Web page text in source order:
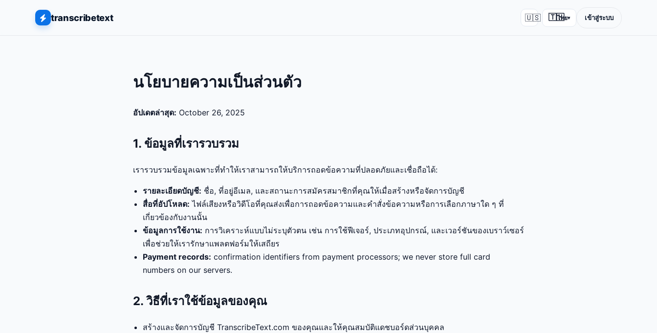
transcribetext 🇺🇸 🇹🇭
ไทย▾ เข้าสู่ระบบ
นโยบายความเป็นส่วนตัว
อัปเดตล่าสุด: October 26, 2025
1. ข้อมูลที่เรารวบรวม
เรารวบรวมข้อมูลเฉพาะที่ทำให้เราสามารถให้บริการถอดข้อความที่ปลอดภัยและเชื่อถือได้:
รายละเอียดบัญชี: ชื่อ, ที่อยู่อีเมล, และสถานะการสมัครสมาชิกที่คุณให้เมื่อสร้างหรือจัดการบัญชี
สื่อที่อัปโหลด: ไฟล์เสียงหรือวิดีโอที่คุณส่งเพื่อการถอดข้อความและคำสั่งข้อความหรือการเลือกภาษาใด ๆ ที่
เกี่ยวข้องกับงานนั้น
ข้อมูลการใช้งาน: การวิเคราะห์แบบไม่ระบุตัวตน เช่น การใช้ฟีเจอร์, ประเภทอุปกรณ์, และเวอร์ชันของเบราว์เซอร์
เพื่อช่วยให้เรารักษาแพลตฟอร์มให้เสถียร
Payment records: confirmation identifiers from payment processors; we never store full card
numbers on our servers.
2. วิธีที่เราใช้ข้อมูลของคุณ
สร้างและจัดการบัญชี TranscribeText.com ของคุณและให้คุณสมบัติแดชบอร์ดส่วนบุคคล